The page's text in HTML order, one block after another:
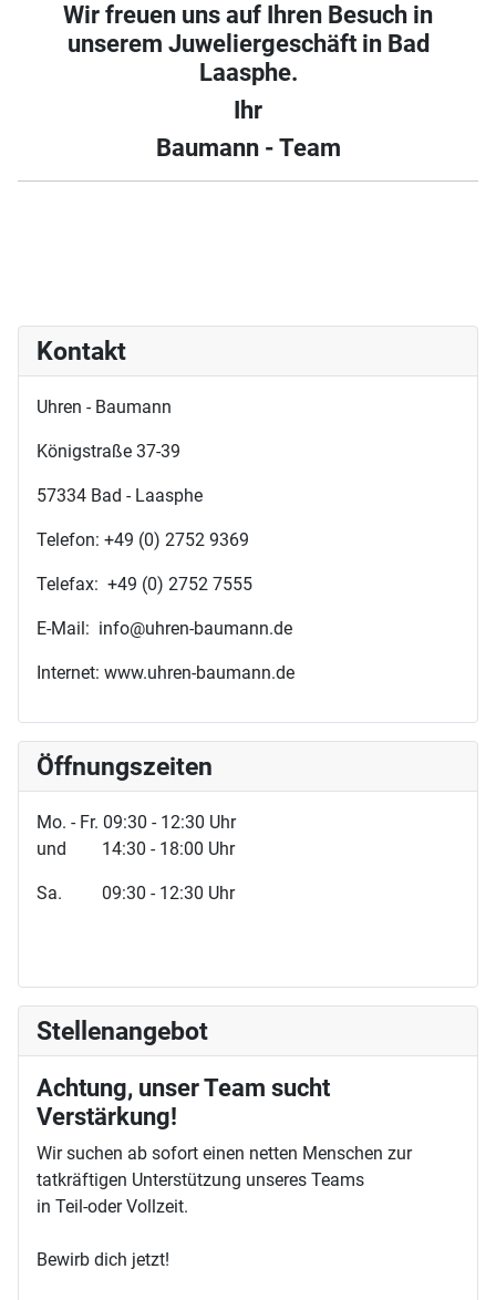
Wir freuen uns auf Ihren Besuch in
unserem Juweliergeschäft in Bad
Laasphe.
Ihr
Baumann - Team
Kontakt
Uhren - Baumann
Königstraße 37-39
57334 Bad - Laasphe
Telefon: +49 (0) 2752 9369
Telefax: +49 (0) 2752 7555
E-Mail: info@uhren-baumann.de
Internet: www.uhren-baumann.de
Öffnungszeiten
Mo. - Fr. 09:30 - 12:30 Uhr
und 14:30 - 18:00 Uhr
Sa. 09:30 - 12:30 Uhr
Stellenangebot
Achtung, unser Team sucht
Verstärkung!
Wir suchen ab sofort einen netten Menschen zur
tatkräftigen Unterstützung unseres Teams
in Teil-oder Vollzeit.
Bewirb dich jetzt!